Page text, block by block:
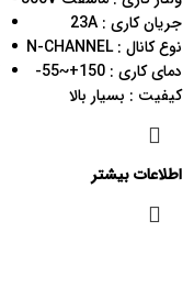
جریان کاری : 23A
نوع کانال : N-CHANNEL
دمای کاری : 150+~55-
کیفیت : بسیار بالا
اطلاعات بیشتر